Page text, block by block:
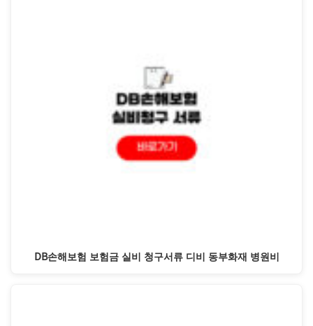
DB손해보험 보험금 실비 청구서류 디비 동부화재 병원비